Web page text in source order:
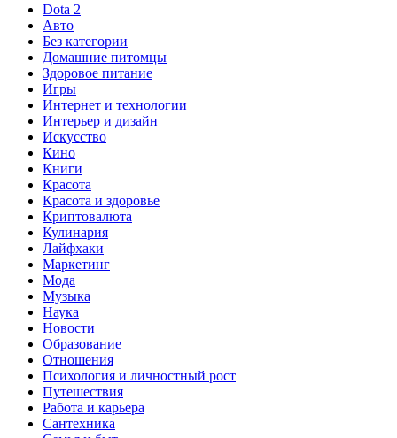
Dota 2
Авто
Без категории
Домашние питомцы
Здоровое питание
Игры
Интернет и технологии
Интерьер и дизайн
Искусство
Кино
Книги
Красота
Красота и здоровье
Криптовалюта
Кулинария
Лайфхаки
Маркетинг
Мода
Музыка
Наука
Новости
Образование
Отношения
Психология и личностный рост
Путешествия
Работа и карьера
Сантехника